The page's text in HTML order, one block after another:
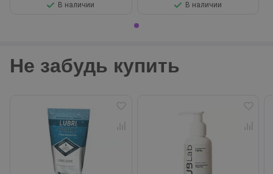
В наличии В наличии
Не забудь купить